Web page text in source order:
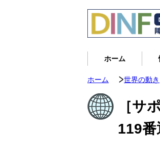
ホーム
ホーム 世界の動き
［サ
119番